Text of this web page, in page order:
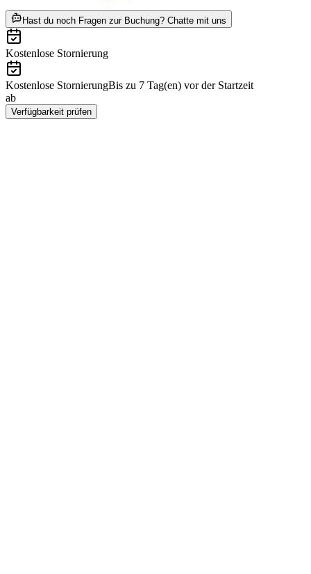
Hast du noch Fragen zur Buchung? Chatte mit uns
Kostenlose Stornierung
Kostenlose StornierungBis zu 7 Tag(en) vor der Startzeit
ab
Verfügbarkeit prüfen